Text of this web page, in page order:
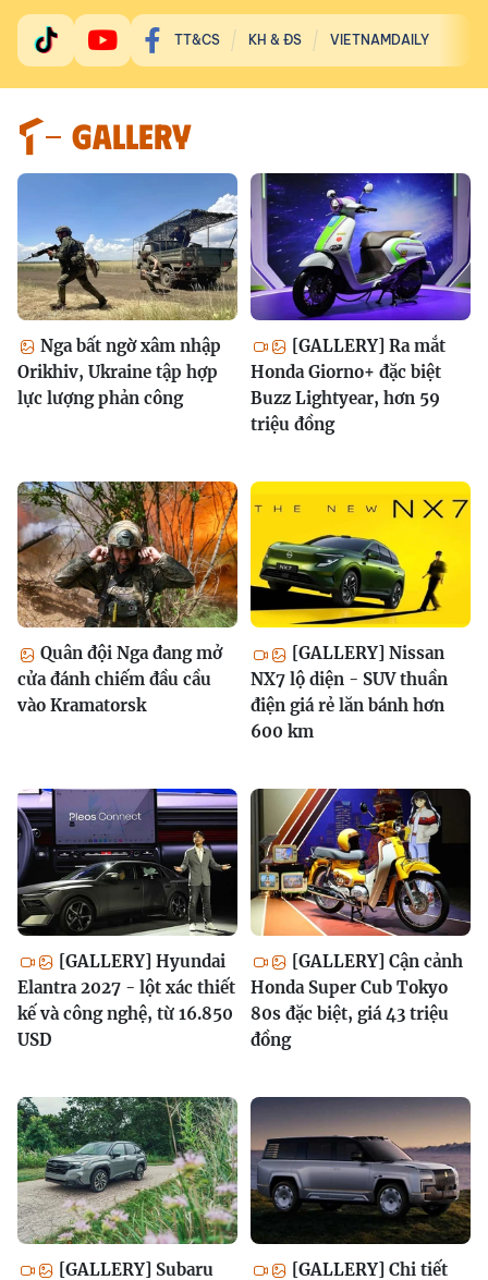
TT&CS KH & ĐS VIETNAMDAILY
GALLERY
Nga bất ngờ xâm nhập
Orikhiv, Ukraine tập hợp
lực lượng phản công
[GALLERY] Ra mắt
Honda Giorno+ đặc biệt
Buzz Lightyear, hơn 59
triệu đồng
Quân đội Nga đang mở
cửa đánh chiếm đầu cầu
vào Kramatorsk
[GALLERY] Nissan
NX7 lộ diện - SUV thuần
điện giá rẻ lăn bánh hơn
600 km
[GALLERY] Hyundai
Elantra 2027 - lột xác thiết
kế và công nghệ, từ 16.850
USD
[GALLERY] Cận cảnh
Honda Super Cub Tokyo
80s đặc biệt, giá 43 triệu
đồng
[GALLERY] Subaru [GALLERY] Chi tiết